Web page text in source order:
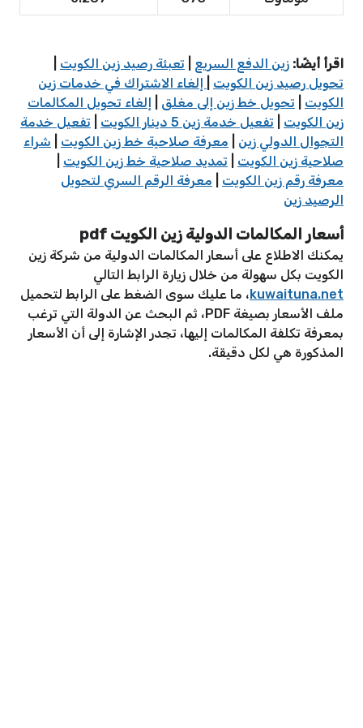
اقرأ أيضًا: زين الدفع السريع تعبئة رصيد زين الكويت
تحويل رصيد زين الكويت
إلغاء الاشتراك في خدمات زين
الكويت
تحويل خط زين إلى مغلق
إلغاء تحويل المكالمات
زين الكويت
تفعيل خدمة زين 5 دينار الكويت
تفعيل خدمة
التجوال الدولي زين
معرفة صلاحية خط زين الكويت
شراء
صلاحية زين الكويت
تمديد صلاحية خط زين الكويت
معرفة رقم زين الكويت
معرفة الرقم السري لتحويل
الرصيد زين
أسعار المكالمات الدولية زين الكويت pdf
يمكنك الاطلاع على أسعار المكالمات الدولية من شركة زين
الكويت بكل سهولة من خلال زيارة الرابط التالي
kuwaituna.net ، ما عليك سوى الضغط على الرابط لتحميل
ملف الأسعار بصيغة PDF، ثم البحث عن الدولة التي ترغب
بمعرفة تكلفة المكالمات إليها، تجدر الإشارة إلى أن الأسعار
المذكورة هي لكل دقيقة.